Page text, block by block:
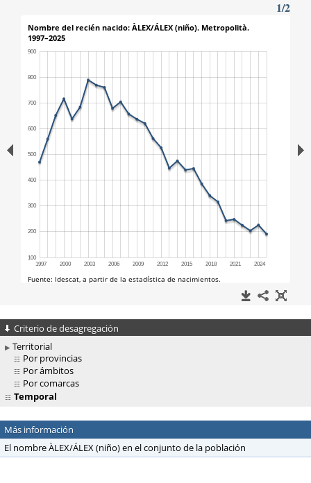
Criterio de desagregación
Territorial
Por provincias
Por ámbitos
Por comarcas
Temporal
Más información
El nombre ÀLEX/ÁLEX (niño) en el conjunto de la población